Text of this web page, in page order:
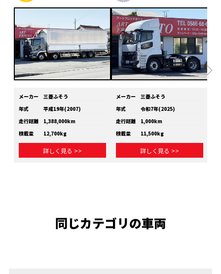
メーカー
三菱ふそう
年式
平成19年(2007)
走行距離
1,388,000km
積載量
12,700kg
詳しく見る >>
メーカー
三菱ふそう
年式
令和7年(2025)
走行距離
1,000km
積載量
11,500kg
詳しく見る >>
同じカテゴリの車両